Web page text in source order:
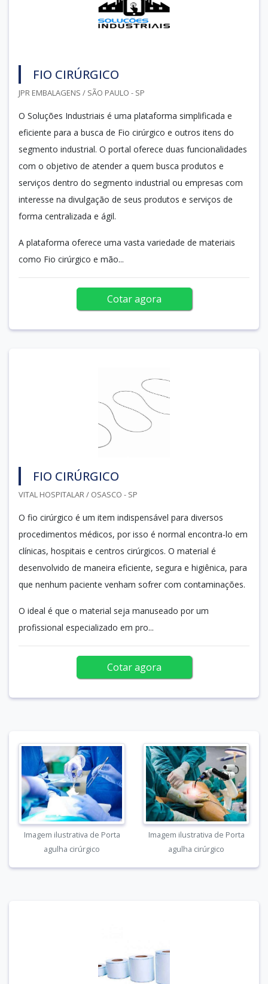
FIO CIRÚRGICO
JPR EMBALAGENS / SÃO PAULO - SP
O Soluções Industriais é uma plataforma simplificada e
eficiente para a busca de Fio cirúrgico e outros itens do
segmento industrial. O portal oferece duas funcionalidades
com o objetivo de atender a quem busca produtos e
serviços dentro do segmento industrial ou empresas com
interesse na divulgação de seus produtos e serviços de
forma centralizada e ágil.
A plataforma oferece uma vasta variedade de materiais
como Fio cirúrgico e mão...
Cotar agora
FIO CIRÚRGICO
VITAL HOSPITALAR / OSASCO - SP
O fio cirúrgico é um item indispensável para diversos
procedimentos médicos, por isso é normal encontra-lo em
clínicas, hospitais e centros cirúrgicos. O material é
desenvolvido de maneira eficiente, segura e higiênica, para
que nenhum paciente venham sofrer com contaminações.
O ideal é que o material seja manuseado por um
profissional especializado em pro...
Cotar agora
Imagem ilustrativa de Porta
agulha cirúrgico
Imagem ilustrativa de Porta
agulha cirúrgico